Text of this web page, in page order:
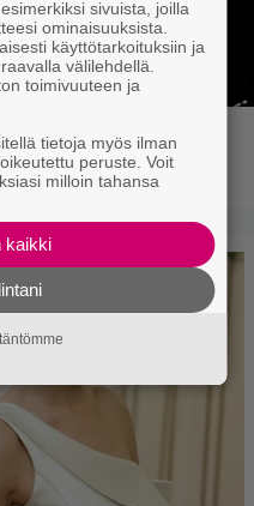
ilmestyy ensi
sivuista, joilla
ominaisuuksista.
käyttötarkoituksiin ja
välilehdellä.
toimivuuteen ja
tietoja myös ilman
peruste. Voit
milloin tahansa
kaikki